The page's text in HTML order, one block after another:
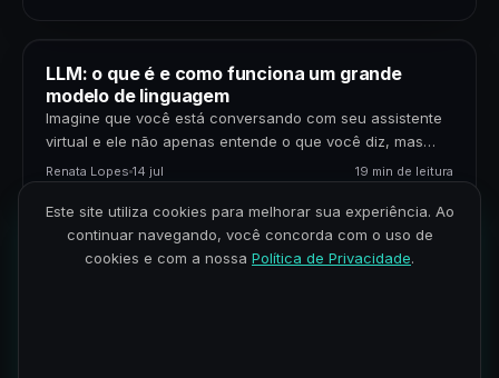
LLM: o que é e como funciona um grande
modelo de linguagem
Imagine que você está conversando com seu assistente
virtual e ele não apenas entende o que você diz, mas
também responde com precisão, clareza…
Renata Lopes 14 jul 19 min de leitura
Engenheiro de dados, cientista de dados e
Este site utiliza cookies para melhorar sua experiência. Ao
continuar navegando, você concorda com o uso de
cookies e com a nossa Política de Privacidade.